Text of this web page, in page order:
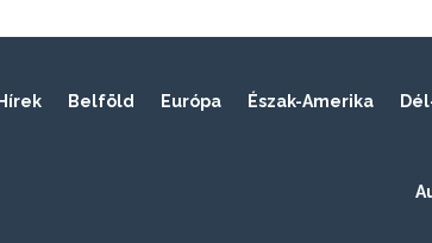
Hírek Belföld Európa Észak-Amerika